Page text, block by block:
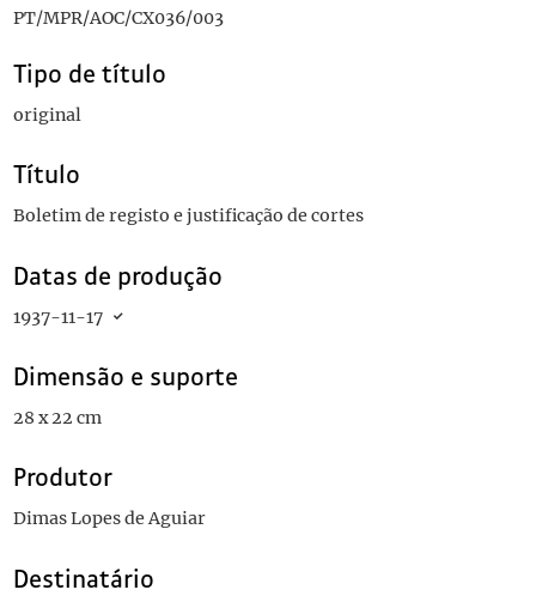
PT/MPR/AOC/CX036/003
Tipo de título
original
Título
Boletim de registo e justificação de cortes
Datas de produção
1937-11-17
Dimensão e suporte
28 x 22 cm
Produtor
Dimas Lopes de Aguiar
Destinatário